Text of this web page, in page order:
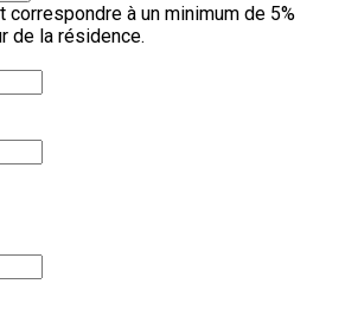
à un minimum de 5%
de la résidence.